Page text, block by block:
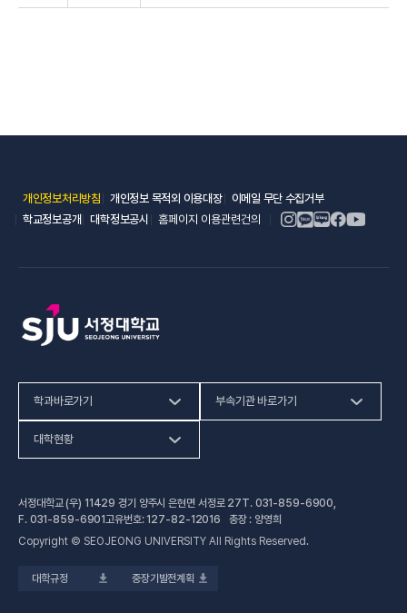
개인정보처리방침(새 창 열림)
개인정보 목적외 이용대장(새 창 열림)
이메일 무단 수집거부(새 창 열림)
학교정보공개(새 창 열림)
대학정보공시(새 창 열림)
홈페이지 이용관련건의
학과바로가기
인문사회계열
공학계열
전문기술석사
부속기관 바로가기
건강증진센터(새 창 열림)
교육혁신지원센터(새 창 열림)
대학현황
대학정보공시(새 창 열림)
업무추진비 사용내역
법정위원회 회의록
대학규정 중장기발전계획
서정대학교 (우) 11429 경기 양주시 은현면 서정로 27T. 031-859-6900
F. 031-859-6901고유번호: 127-82-12016 총장 : 양영희
Copyright © SEOJEONG UNIVERSITY All Rights Reserved.